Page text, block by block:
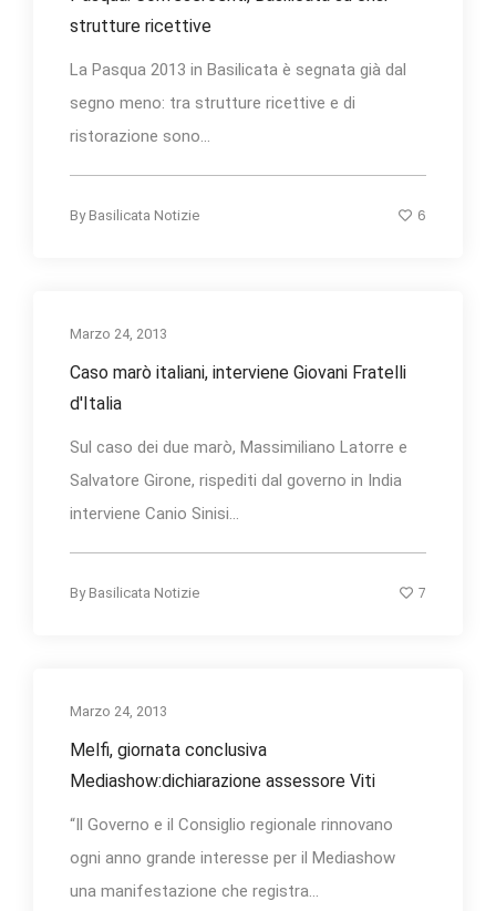
strutture ricettive
La Pasqua 2013 in Basilicata è segnata già dal
segno meno: tra strutture ricettive e di
ristorazione sono...
By Basilicata Notizie 6
Marzo 24, 2013
Caso marò italiani, interviene Giovani Fratelli
d'Italia
Sul caso dei due marò, Massimiliano Latorre e
Salvatore Girone, rispediti dal governo in India
interviene Canio Sinisi...
By Basilicata Notizie 7
Marzo 24, 2013
Melfi, giornata conclusiva
Mediashow:dichiarazione assessore Viti
“Il Governo e il Consiglio regionale rinnovano
ogni anno grande interesse per il Mediashow
una manifestazione che registra...